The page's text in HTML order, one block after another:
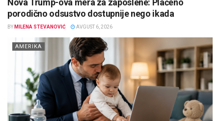
Nova Trump-ova mera za zaposlene: Plaćeno
porodično odsustvo dostupnije nego ikada
BY MILENA STEVANOVIĆ AVGUST 6, 2026
AMERIKA